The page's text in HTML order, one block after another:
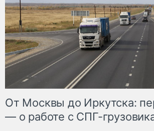
От Москвы до Иркутска:
— о работе с СПГ-